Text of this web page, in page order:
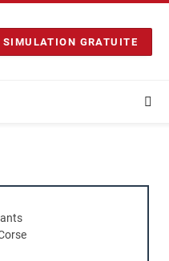
SIMULATION GRATUITE